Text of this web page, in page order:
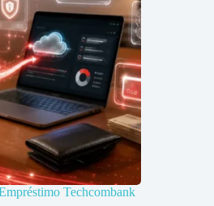
Techcombank